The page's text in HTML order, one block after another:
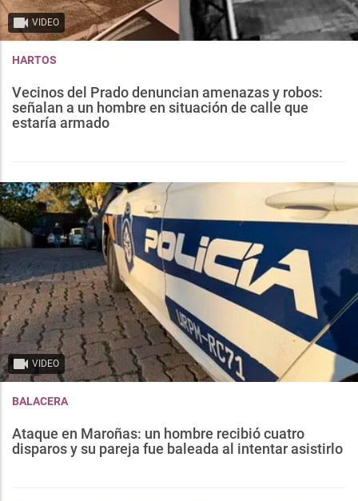
VIDEO
HARTOS
Vecinos del Prado denuncian amenazas y robos:
señalan a un hombre en situación de calle que
estaría armado
VIDEO
BALACERA
Ataque en Maroñas: un hombre recibió cuatro
disparos y su pareja fue baleada al intentar asistirlo